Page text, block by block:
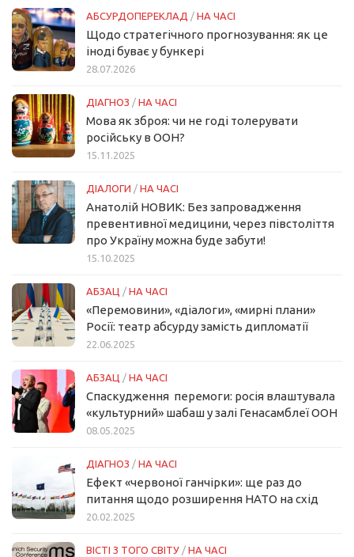
АБСУРДОПЕРЕКЛАД / НА ЧАСІ
Щодо стратегічного прогнозування: як це
іноді буває у бункері
28.07.2026
ДІАГНОЗ / НА ЧАСІ
Мова як зброя: чи не годі толерувати
російську в ООН?
15.11.2025
ДІАЛОГИ / НА ЧАСІ
Анатолій НОВИК: Без запровадження
превентивної медицини, через півстоліття
про Україну можна буде забути!
15.10.2025
АБЗАЦ / НА ЧАСІ
«Перемовини», «діалоги», «мирні плани»
Росії: театр абсурду замість дипломатії
22.06.2025
АБЗАЦ / НА ЧАСІ
Спаскудження перемоги: росія влаштувала
«культурний» шабаш у залі Генасамблеї ООН
08.05.2025
ДІАГНОЗ / НА ЧАСІ
Ефект «червоної ганчірки»: ще раз до
питання щодо розширення НАТО на схід
20.02.2025
ВІСТІ З ТОГО СВІТУ / НА ЧАСІ